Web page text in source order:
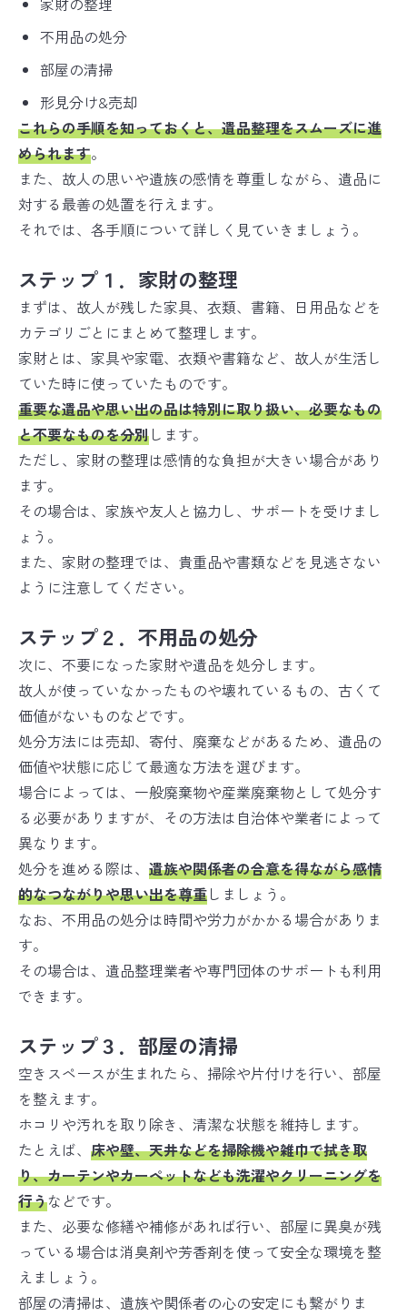
不用品の処分
部屋の清掃
形見分け&売却
これらの手順を知っておくと、遺品整理をスムーズに進
められます。
また、故人の思いや遺族の感情を尊重しながら、遺品に
対する最善の処置を行えます。
それでは、各手順について詳しく見ていきましょう。
ステップ１．家財の整理
まずは、故人が残した家具、衣類、書籍、日用品などを
カテゴリごとにまとめて整理します。
家財とは、家具や家電、衣類や書籍など、故人が生活し
ていた時に使っていたものです。
重要な遺品や思い出の品は特別に取り扱い、必要なもの
と不要なものを分別します。
ただし、家財の整理は感情的な負担が大きい場合があり
ます。
その場合は、家族や友人と協力し、サポートを受けまし
ょう。
また、家財の整理では、貴重品や書類などを見逃さない
ように注意してください。
ステップ２．不用品の処分
次に、不要になった家財や遺品を処分します。
故人が使っていなかったものや壊れているもの、古くて
価値がないものなどです。
処分方法には売却、寄付、廃棄などがあるため、遺品の
価値や状態に応じて最適な方法を選びます。
場合によっては、一般廃棄物や産業廃棄物として処分す
る必要がありますが、その方法は自治体や業者によって
異なります。
処分を進める際は、 遺族や関係者の合意を得ながら感情
的なつながりや思い出を尊重しましょう。
なお、不用品の処分は時間や労力がかかる場合がありま
す。
その場合は、遺品整理業者や専門団体のサポートも利用
できます。
ステップ３．部屋の清掃
空きスペースが生まれたら、掃除や片付けを行い、部屋
を整えます。
ホコリや汚れを取り除き、清潔な状態を維持します。
たとえば、 床や壁、天井などを掃除機や雑巾で拭き取
り、カーテンやカーペットなども洗濯やクリーニングを
行うなどです。
また、必要な修繕や補修があれば行い、部屋に異臭が残
っている場合は消臭剤や芳香剤を使って安全な環境を整
えましょう。
部屋の清掃は、遺族や関係者の心の安定にも繋がりま